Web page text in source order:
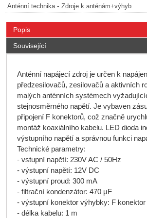
Anténní technika- Zdroje k anténám+výhyb
Popis
Související
Anténní napájecí zdroj je určen k
předzesilovačů, zesilovačů a aktivních
malých anténních systémech
stejnosměrného napětí. Je vybaven
připojení F konektorů, což značně
montáž koaxiálního kabelu. LED dioda
výstupního napětí a správnou funkci
Technické parametry:
- vstupní napětí: 230V AC / 50Hz
- výstupní napětí: 12V DC
- výstupní proud: 300 mA
- filtrační kondenzátor: 470 μF
- výstupní konektor výhybky: F konektor
- délka kabelu: 1 m